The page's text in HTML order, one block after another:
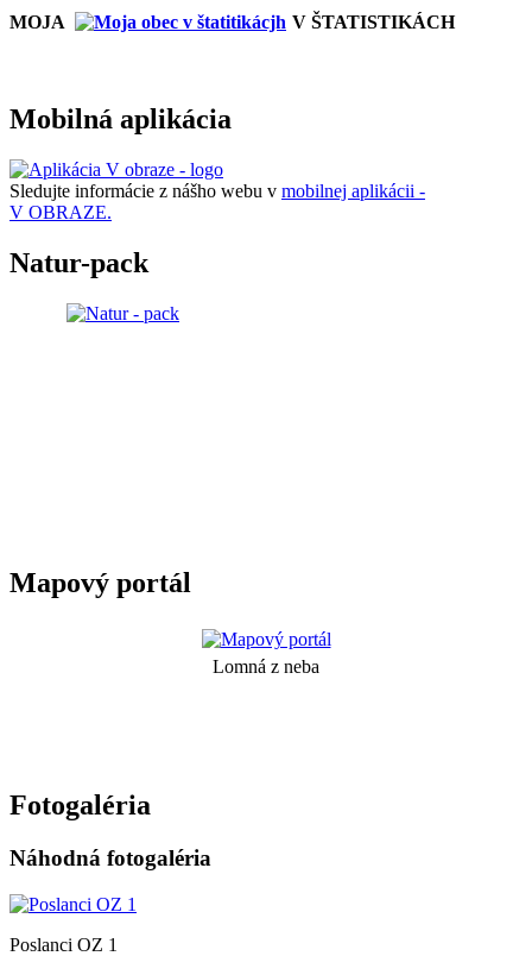
MOJA V ŠTATISTIKÁCH
Mobilná aplikácia
Sledujte informácie z nášho webu v mobilnej aplikácii -
V OBRAZE.
Natur-pack
Mapový portál
Lomná z neba
Fotogaléria
Náhodná fotogaléria
Poslanci OZ 1